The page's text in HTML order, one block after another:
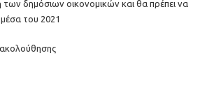
των δημόσιων οικονομικών και θα πρέπει να
του 2021